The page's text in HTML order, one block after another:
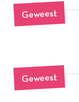
Geweest
Geweest